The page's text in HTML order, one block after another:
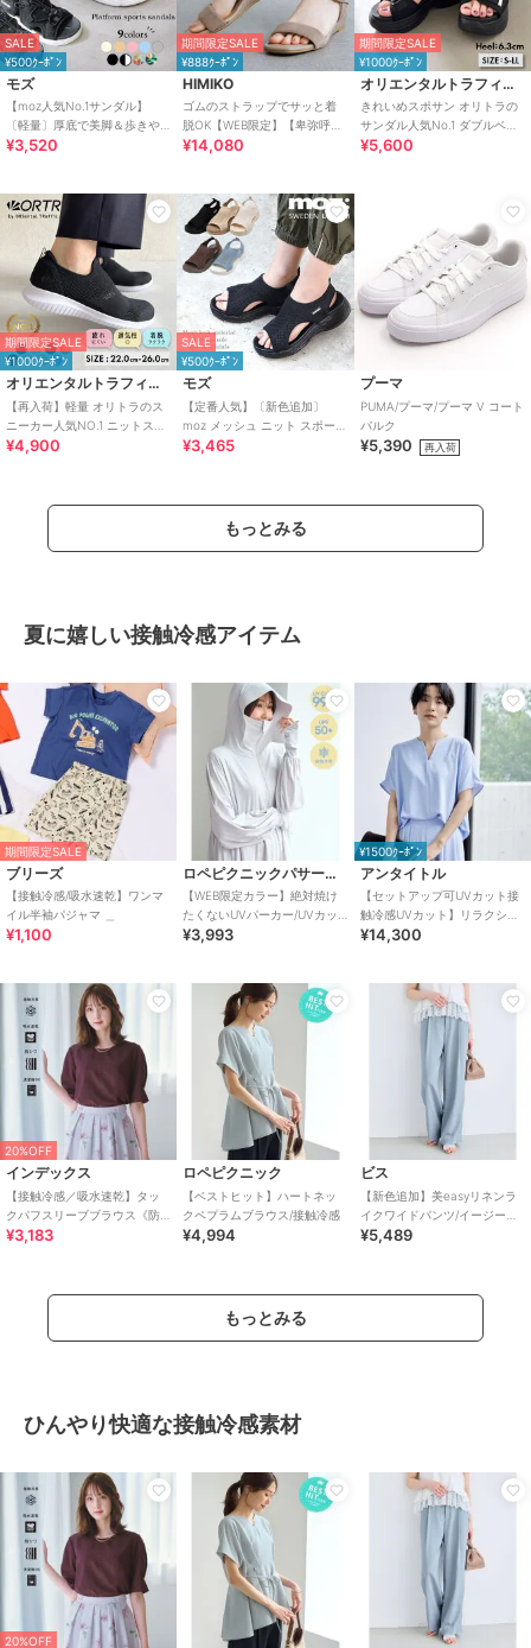
SALE
¥500ｸｰﾎﾟﾝ
モズ
【moz人気No.1サンダル】
〔軽量〕厚底で美脚＆歩きや
すい！疲れにくいフィット感
¥3,520
期間限定SALE
¥888ｸｰﾎﾟﾝ
HIMIKO
ゴムのストラップでサッと着
脱OK【WEB限定】【卑弥呼
26SS】ゴムストラップサンダ
¥14,080
期間限定SALE
¥1000ｸｰﾎﾟﾝ
オリエンタルトラフィック
きれいめスポサン オリトラの
サンダル人気No.1 ダブルベル
ト スポーツサンダル /42207
¥5,600
期間限定SALE
¥1000ｸｰﾎﾟﾝ
オリエンタルトラフィック
【再入荷】軽量 オリトラのス
ニーカー人気NO.1 ニットスニ
ーカー スリッポン /3709
¥4,900
SALE
¥500ｸｰﾎﾟﾝ
モズ
【定番人気】〔新色追加〕
moz メッシュ ニット スポーツ
サンダル
¥3,465
プーマ
PUMA/プーマ/プーマ V コート
バルク
¥5,390 再入荷
もっとみる
夏に嬉しい接触冷感アイテム
期間限定SALE
ブリーズ
【接触冷感/吸水速乾】ワンマ
¥1,100
ロペピクニックパサージュ
【WEB限定カラー】絶対焼け
たくないUVパーカー/UVカッ
ト・接触冷感
¥3,993
¥1500ｸｰﾎﾟﾝ
アンタイトル
【セットアップ可UVカット接
触冷感UVカット】リラクシー
キーVネックブラウス
¥14,300
20%OFF
インデックス
【接触冷感／吸水速乾】タッ
クパフスリーブブラウス《防
シワ／洗濯機OK／XS～3L／
¥3,183
ロペピクニック
【ベストヒット】ハートネッ
クペプラムブラウス/接触冷感
¥4,994
ビス
【新色追加】美easyリネンラ
イクワイドパンツ/イージーケ
ア・接触冷感・セットアップ
¥5,489
もっとみる
ひんやり快適な接触冷感素材
20%OFF